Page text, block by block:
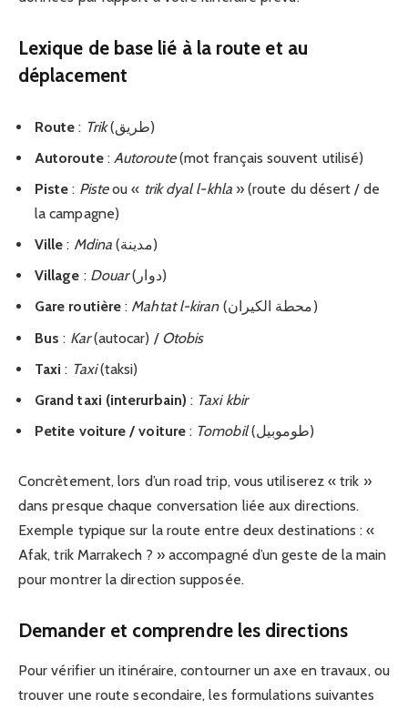
Lexique de base lié à la route et au
déplacement
Route : Trik
(طريق)
Autoroute: Autoroute(mot français souvent utilisé)
Piste : Pisteou « trik dyal l-khla» (route du désert / de
la campagne)
Ville : Mdina
(مدينة)
Village : Douar
(دوار)
Gare routière : Mahtat l-kiran
(محطة الكيران)
Bus : Kar(autocar) / Otobis
Taxi : Taxi(taksi)
Grand taxi (interurbain) : Taxi kbir
Petite voiture / voiture: Tomobil (طوموبيل)
Concrètement, lors d’un road trip, vous utiliserez « trik »
dans presque chaque conversation liée aux directions.
Exemple typique sur la route entre deux destinations : «
Afak, trik Marrakech ? » accompagné d’un geste de la main
pour montrer la direction supposée.
Demander et comprendre les directions
Pour vérifier un itinéraire, contourner un axe en travaux, ou
trouver une route secondaire, les formulations suivantes